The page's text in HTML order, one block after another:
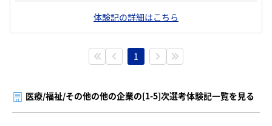
体験記の詳細はこちら
1
医療/福祉/その他の他の企業の[1-5]次選考体験記一覧を見る